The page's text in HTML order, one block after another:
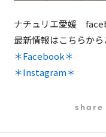
ナチュリエ愛媛
最新情報はこちらか
＊Facebook＊
＊Instagram＊
share